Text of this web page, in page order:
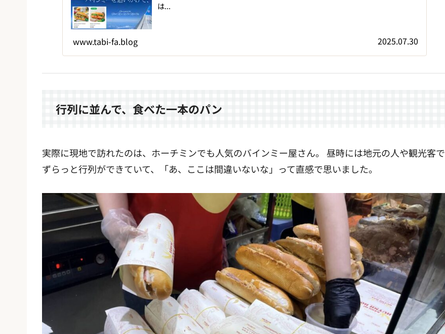
は...
www.tabi-fa.blog 2025.07.30
行列に並んで、食べた一本のパン
実際に現地で訪れたのは、ホーチミンでも人気のバインミー屋さん。 昼時には地元の人や観光客で
ずらっと行列ができていて、「あ、ここは間違いないな」って直感で思いました。